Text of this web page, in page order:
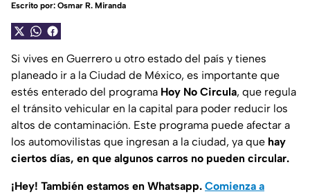
Escrito por: Osmar R. Miranda
Si vives en Guerrero u otro estado del país y tienes
planeado ir a la Ciudad de México, es importante que
estés enterado del programa Hoy No Circula, que regula
el tránsito vehicular en la capital para poder reducir los
altos de contaminación. Este programa puede afectar a
los automovilistas que ingresan a la ciudad, ya que hay
ciertos días, en que algunos carros no pueden circular.
¡Hey! También estamos en Whatsapp. Comienza a